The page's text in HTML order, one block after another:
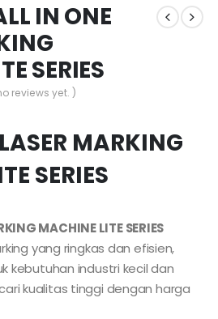
IN ONE
SERIES
reviews yet. )
MARKING
SERIES
MACHINE LITE SERIES
yang ringkas dan efisien,
kebutuhan industri kecil dan
kualitas tinggi dengan harga